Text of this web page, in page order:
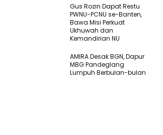
Gus Rozin Dapat Restu
PWNU-PCNU se-Banten,
Bawa Misi Perkuat
Ukhuwah dan
Kemandirian NU
AMIRA Desak BGN, Dapur
MBG Pandeglang
Lumpuh Berbulan-bulan